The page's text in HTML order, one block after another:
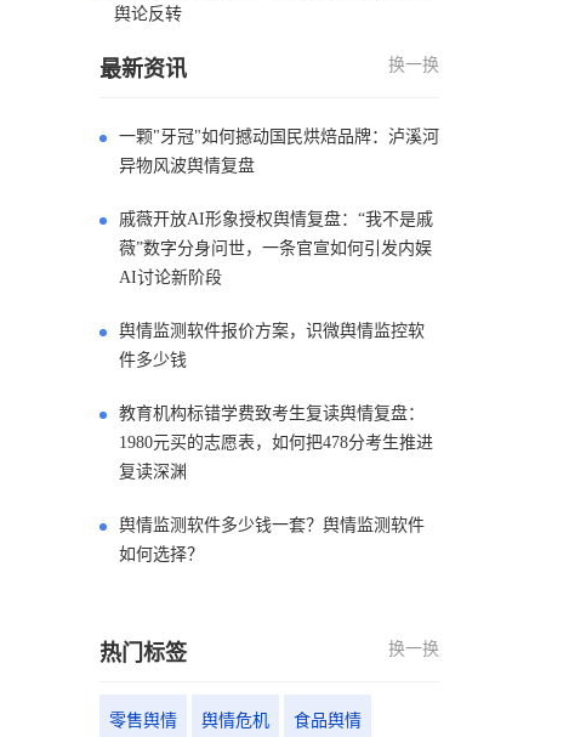
舆论反转
最新资讯 换一换
一颗"牙冠"如何撼动国民烘焙品牌：泸溪河
异物风波舆情复盘
戚薇开放AI形象授权舆情复盘：“我不是戚
薇”数字分身问世，一条官宣如何引发内娱
AI讨论新阶段
舆情监测软件报价方案，识微舆情监控软
件多少钱
教育机构标错学费致考生复读舆情复盘：
1980元买的志愿表，如何把478分考生推进
复读深渊
舆情监测软件多少钱一套？舆情监测软件
如何选择？
热门标签 换一换
零售舆情 舆情危机 食品舆情